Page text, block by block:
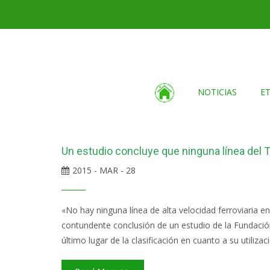
NOTICIAS
Un estudio concluye que ninguna línea del
2015 - MAR - 28
«No hay ninguna línea de alta velocidad ferroviaria
contundente conclusión de un estudio de la
último lugar de la clasificación en cuanto a su